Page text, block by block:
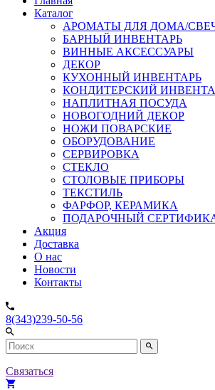
Каталог
АРОМАТЫ ДЛЯ ДОМА/
БАРНЫЙ ИНВЕНТАРЬ
ВИННЫЕ АКСЕССУАРЫ
ДЕКОР
КУХОННЫЙ ИНВЕНТАРЬ
КОНДИТЕРСКИЙ
НАПЛИТНАЯ ПОСУДА
НОВОГОДНИЙ ДЕКОР
НОЖИ ПОВАРСКИЕ
ОБОРУДОВАНИЕ
СЕРВИРОВКА
СТЕКЛО
СТОЛОВЫЕ ПРИБОРЫ
ТЕКСТИЛЬ
ФАРФОР, КЕРАМИКА
ПОДАРОЧНЫЙ
Акция
Доставка
О нас
Новости
Контакты
8(343)239-50-56
Связаться